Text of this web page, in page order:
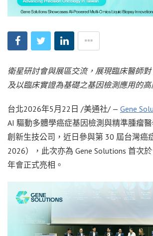
衛星研討會與展區交流，展現臨床醫師對
及以臨床實證為基礎之基因檢測應用的高
台北2026年5月22日 /美通社/ — Gene
AI 驅動多體學癌症基因檢測與精準腫瘤
創新生技公司，近日參與第 30 屆台灣癌
2026），此次亦為 Gene Solutions 首次
年會正式亮相。